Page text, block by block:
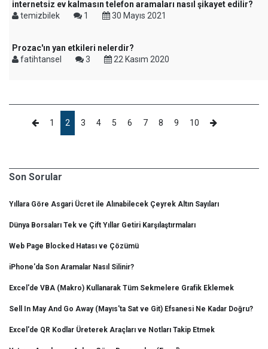
internetsiz ev kalmasın telefon aramaları nasıl şikayet edilir?
temizbilek
1 30 Mayıs 2021
Prozac'ın yan etkileri nelerdir?
fatihtansel
3 22 Kasım 2020
1 2 3 4 5 6 7 8 9 10
Son Sorular
Yıllara Göre Asgari Ücret ile Alınabilecek Çeyrek Altın Sayıları
Dünya Borsaları Tek ve Çift Yıllar Getiri Karşılaştırmaları
Web Page Blocked Hatası ve Çözümü
iPhone'da Son Aramalar Nasıl Silinir?
Excel'de VBA (Makro) Kullanarak Tüm Sekmelere Grafik Eklemek
Sell In May And Go Away (Mayıs'ta Sat ve Git) Efsanesi Ne Kadar Doğru?
Excel'de QR Kodlar Üreterek Araçları ve Notları Takip Etmek